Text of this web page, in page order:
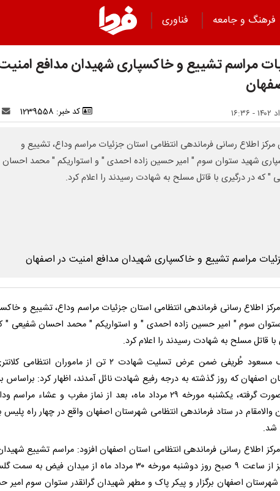
فرهنگ و جامعه فناوری
مراسم تشییع و خاکسپاری شهیدان مدافع
کد خبر: 1239558
اطلاع رسانی فرماندهی انتظامی استان جزئیات مراسم وداع، تشییع و
شهید ستوان سوم " امیر حسین زاده احمدی " و استواریکم " محمد احسان
" که در درگیری با قاتل مسلح به شهادت رسیدند را اعلام کرد.
اطلاع رسانی فرماندهی انتظامی استان جزئیات مراسم وداع، تشییع و
سوم " امیر حسین زاده احمدی " و استواریکم " محمد احسان شفیعی "
با قاتل مسلح به شهادت رسیدند را اعلام کرد.
اصفهان که روز گذشته به درجه رفیع شهادت نائل آمدند، اظهار کرد: براساس
ریزی صورت گرفته، یکشنبه مورخه ۲۹ مرداد ماه، بعد از نماز مغرب و عشاء
والامقام در ستاد فرماندهی انتظامی شهرستان اصفهان واقع در چهار راه پلیس
شد.
اطلاع رسانی فرماندهی انتظامی استان اصفهان افزود: مراسم تشییع
افراز نیز از ساعت ۹ صبح روز دوشنبه مورخه ۳۰ مرداد ماه از میدان فیض به
اصفهان برگزار و پیکر پاک و مطهر شهیدان گرانقدر ستوان سوم امیر